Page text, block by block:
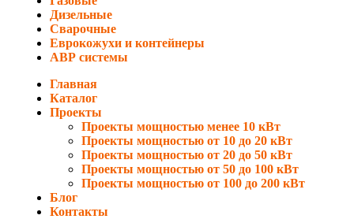
Дизельные
Сварочные
Еврокожухи и контейнеры
АВР системы
Главная
Каталог
Проекты
Проекты мощностью менее 10 кВт
Проекты мощностью от 10 до 20 кВт
Проекты мощностью от 20 до 50 кВт
Проекты мощностью от 50 до 100 кВт
Проекты мощностью от 100 до 200 кВт
Блог
Контакты